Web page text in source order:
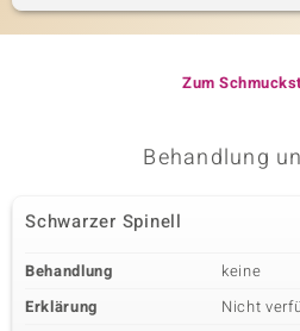
Zum
Behandlung
Schwarzer Spinell
Behandlung
keine
Erklärung
Nicht